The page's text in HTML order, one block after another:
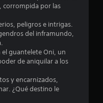
corrompida por las
peligros e intrigas.
del inframundo,
guantelete Oni, un
de aniquilar a los
y encarnizados,
¿Qué destino le